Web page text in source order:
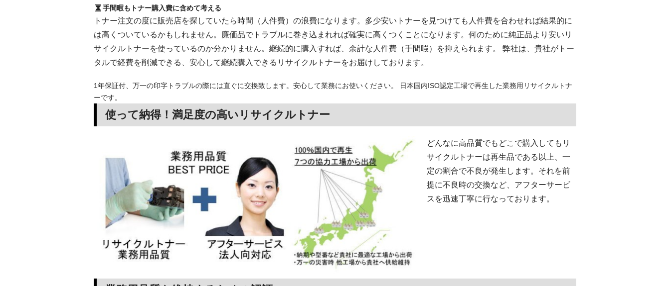
手間暇もトナー購入費に含めて考える
トナー注文の度に販売店を探していたら時間（人件費）の浪費になります。多少安いトナーを見つけても人件費を合わせれば結果的に
は高くついているかもしれません。廉価品でトラブルに巻き込まれれば確実に高くつくことになります。何のために純正品より安いリ
サイクルトナーを使っているのか分かりません。継続的に購入すれば、余計な人件費（手間暇）を抑えられます。 弊社は、貴社がトー
タルで経費を削減できる、安心して継続購入できるリサイクルトナーをお届けしております。
1年保証付、万一の印字トラブルの際には直ぐに交換致します。安心して業務にお使いください。 日本国内ISO認定工場で再生した業務用リサイクルトナ
ーです。
使って納得！満足度の高いリサイクルトナー
どんなに高品質でもどこで購入してもリ
サイクルトナーは再生品である以上、一
定の割合で不良が発生します。それを前
提に不良時の交換など、アフターサービ
スを迅速丁寧に行なっております。